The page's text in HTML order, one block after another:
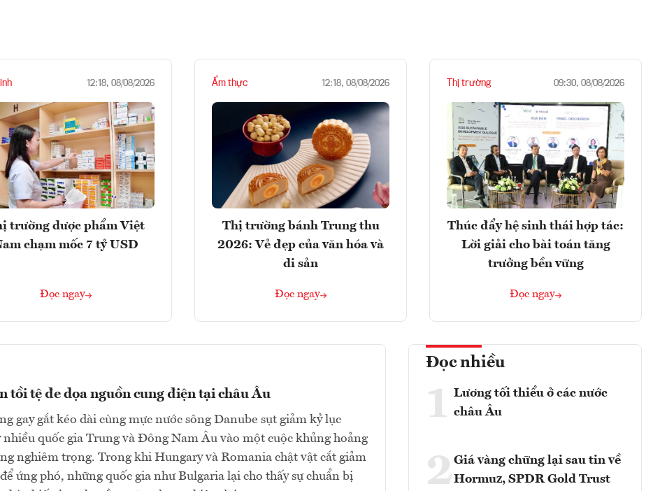
12:18, 08/08/2026
trường dược phẩm Việt
chạm mốc 7 tỷ USD
Đọc ngay
Ẩm thực 12:18, 08/08/2026
Thị trường bánh Trung thu
2026: Vẻ đẹp của văn hóa và
di sản
Đọc ngay
Thị trường 09:30, 08/08/2026
Thúc đẩy hệ sinh thái hợp tác:
Lời giải cho bài toán tăng
trưởng bền vững
Đọc ngay
tồi tệ đe dọa nguồn cung điện tại châu Âu
gay gắt kéo dài cùng mực nước sông Danube sụt giảm kỷ lục
nhiều quốc gia Trung và Đông Nam Âu vào một cuộc khủng hoảng
nghiêm trọng. Trong khi Hungary và Romania chật vật cắt giảm
ứng phó, những quốc gia như Bulgaria lại cho thấy sự chuẩn bị
Đọc nhiều
1 Lương tối thiểu ở các nước
châu Âu
2Giá vàng chững lại sau tin về
Hormuz, SPDR Gold Trust